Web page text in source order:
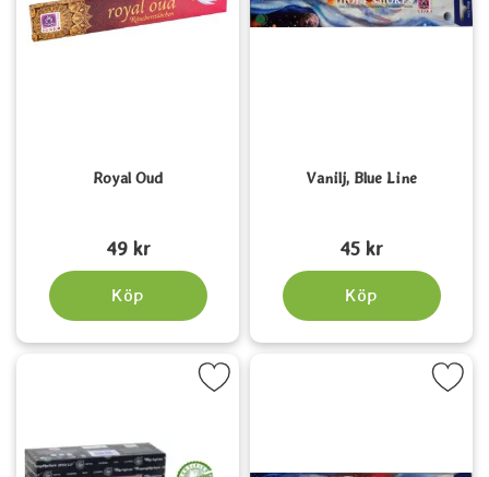
Royal Oud
49 kr
Köp
Vanilj, Blue Line
45 kr
Köp
nag Chamap, Midnight Bloom, Satya som favorit
Markera patchouli Garden,